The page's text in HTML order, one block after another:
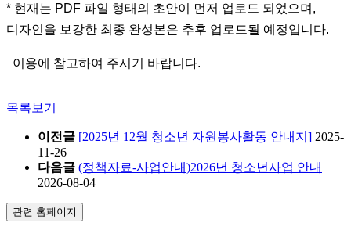
* 현재는 PDF 파일 형태의 초안이 먼저 업로드 되었으며,
디자인을 보강한 최종 완성본은 추후 업로드될 예정입니다.
이용에 참고하여 주시기 바랍니다.
목록보기
이전글 [2025년 12월 청소년 자원봉사활동 안내지] 2025-
11-26
다음글 (정책자료-사업안내)2026년 청소년사업 안내
2026-08-04
관련 홈페이지